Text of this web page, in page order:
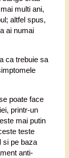
multi ani,
altfel spus,
ai numai
ca trebuie sa
poate face
printr-un
mai putin
teste
si pe baza
anti-